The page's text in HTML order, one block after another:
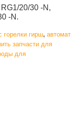
20/30 -N,
-N.
горелки гирш, автомат
запчасти для
для